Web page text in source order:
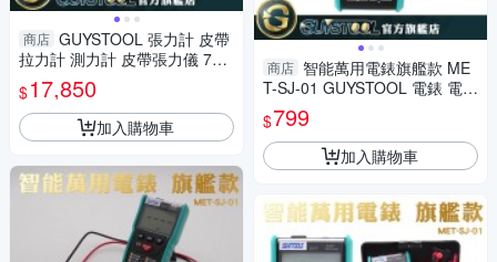
商店 GUYSTOOL 張力計 皮帶
拉力計 測力計 皮帶張力儀 750
牛頓 精準 張力測量儀 MET-BT
2880 便攜
$17,850
加入購物車
商店 智能萬用電錶旗艦款 ME
T-SJ-01 GUYSTOOL 電錶 電表
萬能表 測電容 測電阻 電場感應
信號 手持電表
$799
加入購物車